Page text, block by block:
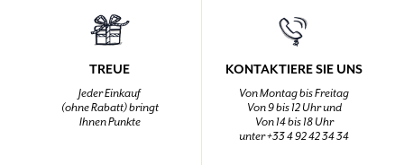
TREUE
Jeder Einkauf
(ohne Rabatt) bringt
Ihnen Punkte
KONTAKTIERE SIE UNS
Von Montag bis Freitag
Von 9 bis 12 Uhr und
Von 14 bis 18 Uhr
unter +33 4 92 42 34 34